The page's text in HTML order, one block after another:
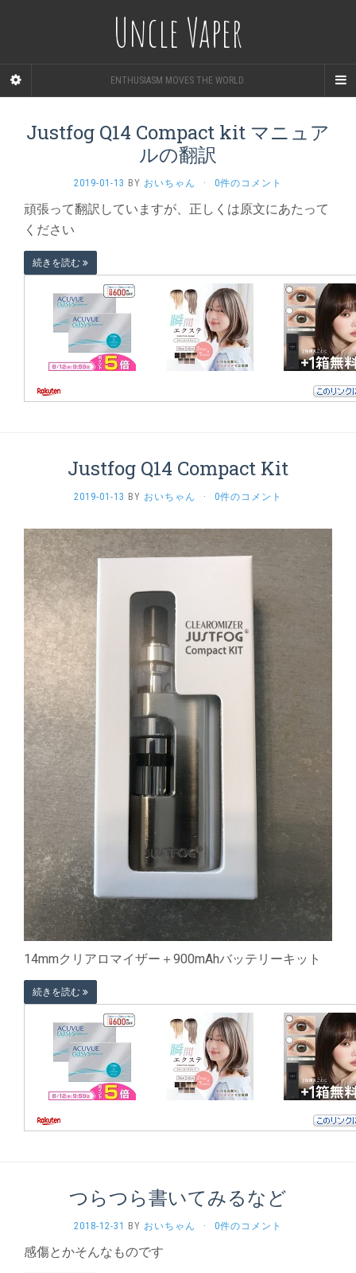
Uncle Vaper
ENTHUSIASM MOVES THE WORLD.
Justfog Q14 Compact kit マニュア
ルの翻訳
2019-01-13 BY おいちゃん · 0件のコメント
頑張って翻訳していますが、正しくは原文にあたって
ください
続きを読む
Justfog Q14 Compact Kit
2019-01-13 BY おいちゃん · 0件のコメント
14mmクリアロマイザー＋900mAhバッテリーキット
続きを読む
つらつら書いてみるなど
2018-12-31 BY おいちゃん · 0件のコメント
感傷とかそんなものです